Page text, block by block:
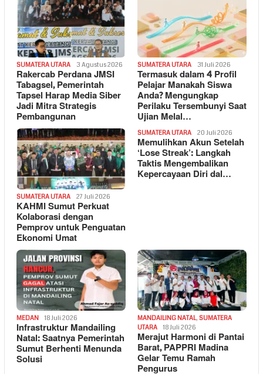
SUMATERA UTARA 3 Agustus 2026
Rakercab Perdana JMSI
Tabagsel, Pemerintah
Tapsel Harap Media Siber
Jadi Mitra Strategis
Pembangunan
SUMATERA UTARA 31 Juli 2026
Termasuk dalam 4 Profil
Pelajar Manakah Siswa
Anda? Mengungkap
Perilaku Tersembunyi Saat
Ujian Melal…
SUMATERA UTARA 27 Juli 2026
KAHMI Sumut Perkuat
Kolaborasi dengan
Pemprov untuk Penguatan
Ekonomi Umat
SUMATERA UTARA 20 Juli 2026
Memulihkan Akun Setelah
‘Lose Streak’: Langkah
Taktis Mengembalikan
Kepercayaan Diri dal…
MEDAN 18 Juli 2026
Infrastruktur Mandailing
Natal: Saatnya Pemerintah
Sumut Berhenti Menunda
Solusi
MANDAILING NATAL, SUMATERA
UTARA
18 Juli 2026
Merajut Harmoni di Pantai
Barat, PAPPRI Madina
Gelar Temu Ramah
Pengurus